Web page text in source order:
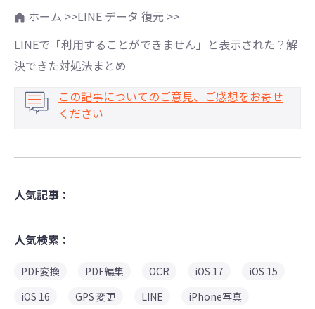
ホーム >>LINE データ 復元 >>
LINEで「利用することができません」と表示された？解
決できた対処法まとめ
この記事についてのご意見、ご感想をお寄せ
ください
人気記事：
人気検索：
PDF変換 PDF編集 OCR iOS 17
iOS 15
iOS 16
GPS 変更 LINE
iPhone写真